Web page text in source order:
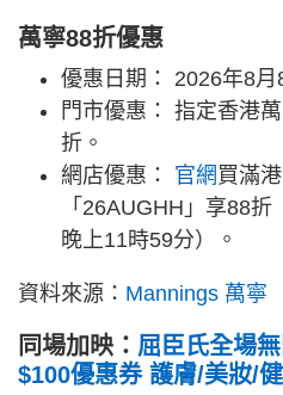
萬寧88折優惠
優惠日期： 2026年8月
門市優惠： 指定香港
折。
網店優惠： 官網 買滿
「26AUGHH」享88
晚上11時59分）。
資料來源： Mannings 萬寧
同場加映： 屈臣氏全場
$100優惠券 護膚/美妝/